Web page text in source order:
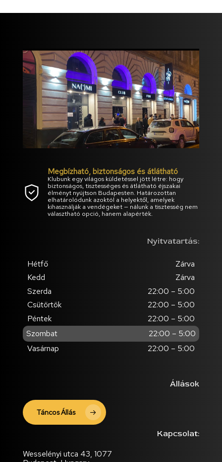
Megbízható, biztonságos és átlátható
Klubunk egy világos küldetéssel jött létre: hogy
biztonságos, tisztességes és átlátható éjszakai
élményt nyújtson Budapesten. Határozottan
elhatárolódunk azoktól a helyektől, amelyek
kihasználják a vendégeket — nálunk a tisztesség nem
választható opció, hanem alapérték.
Nyitvatartás:
Hétfő
Zárva
Kedd
Zárva
Szerda
22:00 – 5:00
Csütörtök
22:00 – 5:00
Péntek
22:00 – 5:00
Szombat
22:00 – 5:00
Vasárnap
22:00 – 5:00
Állások
Táncos Állás
Kapcsolat:
Wesselényi utca 43, 1077